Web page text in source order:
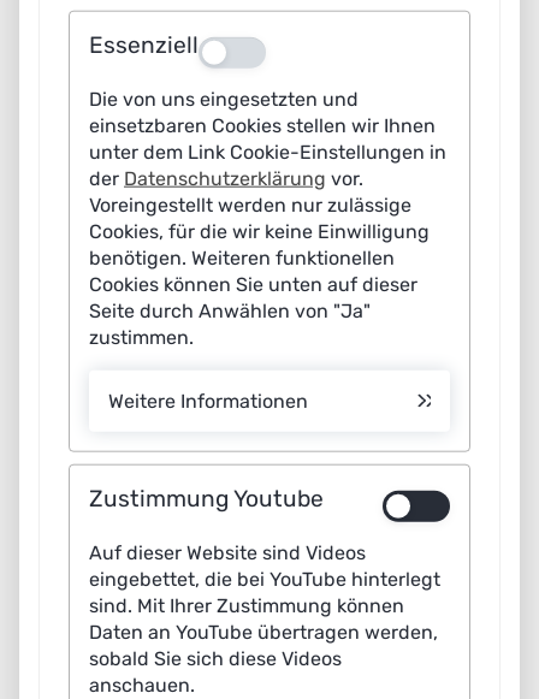
Künstliche Intelligenz (KI) unterstützt Menschen bereits
heute im Alltag und verbessert Prozesse in
Unternehmen und Behörden. Selbstlernende Systeme
eingesetzt werden und der Gesellschaft und Wirtschaft
aktuelles Whitepaper der Plattform Lernende Systeme.
Die Expertinnen und Experten veranschaulichen
anhand realistischer Anwendungsszenarien mögliche
Herausforderungen und benennen konkrete
Vorkehrungen, um einen Missbrauch zu verhindern. Ihr
Fazit: Von der Entwicklung bis zur Entsorgung eines KI-
Systems können und müssen mögliche Einfallstore für
eine schadhafte Anwendung geschlossen werden. Dazu
Essenziell Aus
Die von uns eingesetzten und
einsetzbaren Cookies stellen wir Ihnen
unter dem Link Cookie-Einstellungen in
der Datenschutzerklärung vor.
Voreingestellt werden nur zulässige
Cookies, für die wir keine Einwilligung
benötigen. Weiteren funktionellen
Cookies können Sie unten auf dieser
Seite durch Anwählen von "Ja"
zustimmen.
Weitere Informationen
Zustimmung Youtube
Auf dieser Website sind Videos
eingebettet, die bei YouTube hinterlegt
sind. Mit Ihrer Zustimmung können
Daten an YouTube übertragen werden,
sobald Sie sich diese Videos
anschauen.